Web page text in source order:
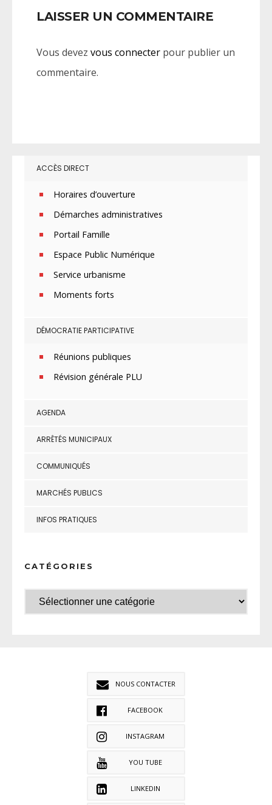
LAISSER UN COMMENTAIRE
Vous devez vous connecter pour publier un
commentaire.
ACCÈS DIRECT
Horaires d’ouverture
Démarches administratives
Portail Famille
Espace Public Numérique
Service urbanisme
Moments forts
DÉMOCRATIE PARTICIPATIVE
Réunions publiques
Révision générale PLU
AGENDA
ARRÊTÉS MUNICIPAUX
COMMUNIQUÉS
MARCHÉS PUBLICS
INFOS PRATIQUES
CATÉGORIES
NOUS CONTACTER
FACEBOOK
INSTAGRAM
YOU TUBE
LINKEDIN